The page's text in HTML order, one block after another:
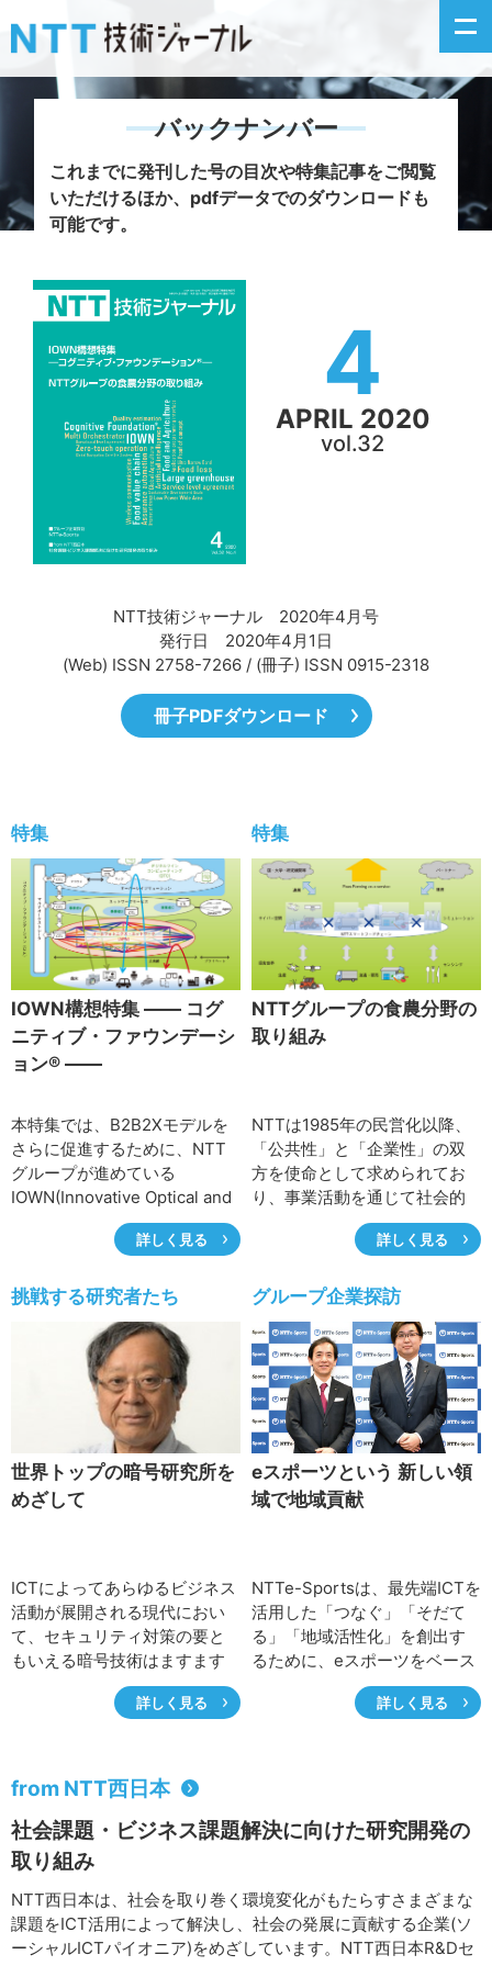
新着情報
イベントカレンダー
サイトマップ
バックナンバー
これまでに発刊した号の目次や特集記事をご閲覧
いただけるほか、 pdfデータでのダウンロードも
可能です。
4
APRIL 2020
vol.32
NTT技術ジャーナル 2020年4月号
発行日 2020年4月1日
(Web) ISSN 2758-7266 / (冊子) ISSN 0915-2318
冊子PDFダウンロード
特集
IOWN構想特集 ―― コグ
ニティブ・ファウンデーシ
ョン® ――
本特集では、B2B2Xモデルを
さらに促進するために、NTT
グループが進めている
IOWN(Innovative Optical and
Wireless Network)構想の1つ
であるコグニティブ・ファウ
これらを支える技術、現在の
取り組みについて紹介する。
詳しく見る
特集
NTTグループの食農分野の
取り組み
NTTは1985年の民営化以降、
「公共性」と「企業性」の双
方を使命として求められてお
り、事業活動を通じて社会的
課題を解決する「Smart
World」の実現に取り組んでい
置付け、これまで通信事業で
培ってきたICTを活用、象徴的
なパートナーとの連携により
その課題解決を図る「Smart
Agri」の実現にも取り組んでい
る。本特集では、NTTグルー
プの食農分野の取り組みにつ
いて紹介する。
詳しく見る
挑戦する研究者たち
世界トップの暗号研究所を
めざして
ICTによってあらゆるビジネス
活動が展開される現代におい
て、セキュリティ対策の要と
もいえる暗号技術はますます
信頼性・確実性への期待が高
まっています。暗号、ブロッ
Cryptography and
Information Security
Laboratories(CIS研)で陣頭指
揮を執る岡本龍明フェロー
に、研究所の進捗とトップレ
ベルの研究者としての心構え
を伺いました。
詳しく見る
グループ企業探訪
eスポーツという 新しい領
域で地域貢献
NTTe-Sportsは、最先端ICTを
活用した「つなぐ」「そだて
る」「地域活性化」を創出す
るために、eスポーツをベース
として、イベントの開催から
競技会場提供、人材育成、自
の会社の紹介、将来への抱負
イザーとして有名な影澤潤一
副社長に話を伺った。
詳しく見る
from NTT西日本
社会課題・ビジネス課題解決に向けた研究開発の
取り組み
NTT西日本は、社会を取り巻く環境変化がもたらすさまざまな
課題をICT活用によって解決し、社会の発展に貢献する企業(ソ
ーシャルICTパイオニア)をめざしています。NTT西日本R&Dセ